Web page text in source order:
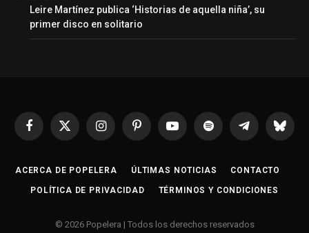
Leire Martínez publica ‘Historias de aquella niña’, su
primer disco en solitario
Facebook
X
InstagramPinterestYouTubeSpotify Telegrama
ACERCA DE POPELERA ÚLTIMAS NOTICIAS CONTACTO
POLÍTICA DE PRIVACIDAD TÉRMINOS Y CONDICIONES
© 2026 Popelera | Todos los derechos reservados